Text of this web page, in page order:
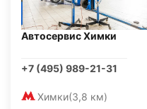
Автосервис Химки
+7 (495) 989-21-31
Химки(3,8 км)